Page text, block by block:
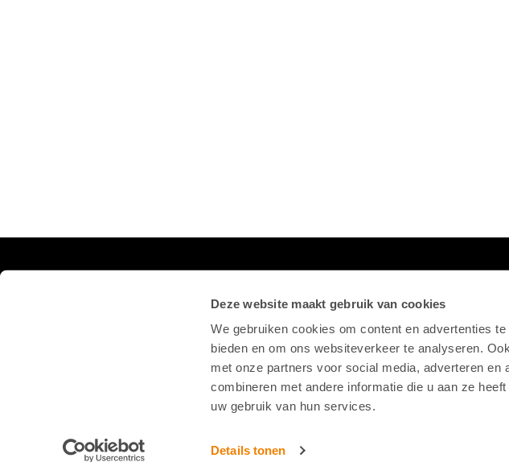
Deze website maakt gebruik van cookies
We gebruiken cookies om content en advertenties
bieden en om ons websiteverkeer te analyseren.
met onze partners voor social media, adverteren
combineren met andere informatie die u aan ze
uw gebruik van hun services.
Details tonen